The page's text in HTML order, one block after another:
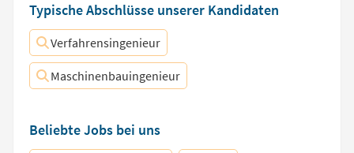
Typische Abschlüsse unserer Kandidaten
Verfahrensingenieur
Maschinenbauingenieur
Beliebte Jobs bei uns